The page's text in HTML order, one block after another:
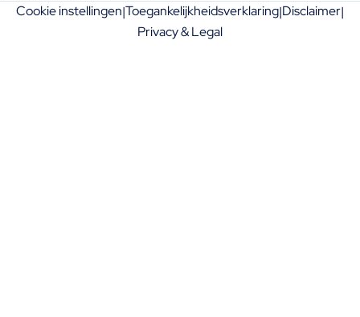
Cookie instellingen|Toegankelijkheidsverklaring|Disclaimer|
Privacy & Legal